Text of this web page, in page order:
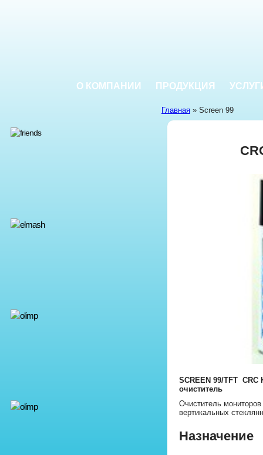
О КОМПАНИИ ПРОДУКЦИЯ
Главная » Screen 99
SCREEN 99/TFT CRC
очиститель
Очиститель
вертикальных
Назначение